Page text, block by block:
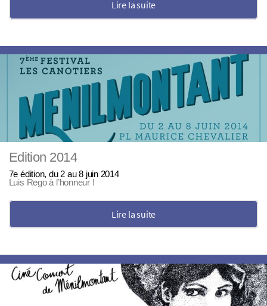
Lire la suite
Edition 2014
7e édition, du 2 au 8 juin 2014
Luis Rego à l’honneur !
Lire la suite